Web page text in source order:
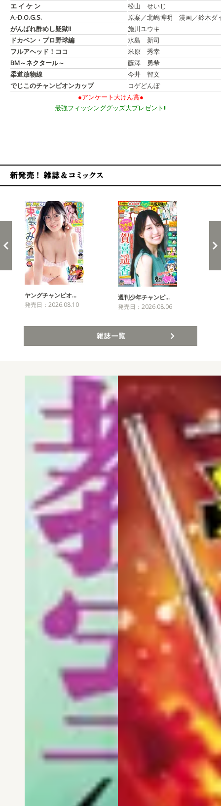
エ イ ケ ン
松山 せいじ
A.-D.O.G.S.
原案／北嶋博明 漫画／鈴木ダ
がんばれ酢めし疑獄!!
施川ユウキ
ドカベン・プロ野球編
水島 新司
フルアヘッド！ココ
米原 秀幸
BM～ネクタール～
藤澤 勇希
柔道放物線
今井 智文
でじこのチャンピオンカップ
コゲどんぼ
●アンケート大けん賞●
最強フィッシンググッズ大プレゼント!!
ヤングチャンピオ…
発売日：2026.08.10
週刊少年チャンピ…
発売日：2026.08.06